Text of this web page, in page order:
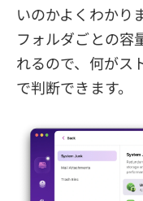
いのかよくわかり
フォルダごとの容
れるので、何がス
で判断できます。